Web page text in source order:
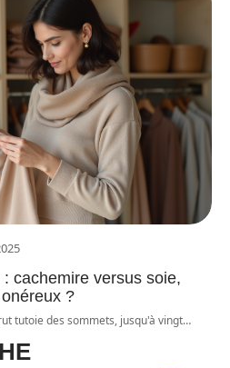
cachemire versus soie,
?
tutoie des sommets, jusqu'à vingt…